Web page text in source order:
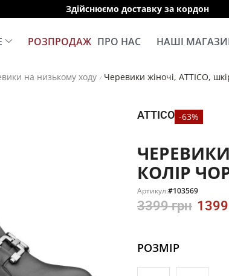
Здійснюємо доставку за кордон
РОЗПРОДАЖ ПРО НАС НАШІ
на низькому ходу / Черевики жіночі, ATTICO,
ATTICO -63%
ЧЕРЕВИКИ
КОЛІР
Артикул:#103569
3399грн 1399
РОЗМІР